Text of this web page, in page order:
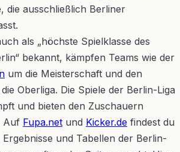
die ausschließlich Berliner
als „höchste Spielklasse des
bekannt, kämpfen Teams wie der
um die Meisterschaft und den
Oberliga. Die Spiele der Berlin-Liga
und bieten den Zuschauern
Auf Fupa.net und Kicker.de findest du
und Tabellen der Berlin-